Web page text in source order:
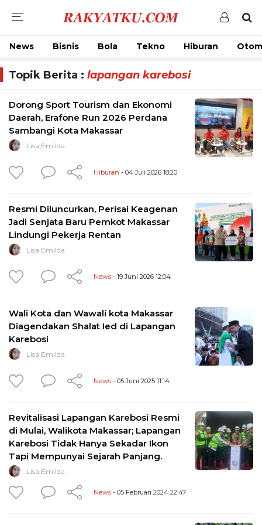
News Bisnis Bola Tekno Hiburan
Topik Berita : lapangan karebosi
Dorong Sport Tourism dan Ekonomi
Daerah, Erafone Run 2026 Perdana
Sambangi Kota Makassar
Lisa Emilda
Hiburan - 04 Juli 2026 18:20
Resmi Diluncurkan, Perisai Keagenan
Jadi Senjata Baru Pemkot Makassar
Lindungi Pekerja Rentan
Lisa Emilda
News - 19 Juni 2026 12:04
Wali Kota dan Wawali kota Makassar
Diagendakan Shalat Ied di Lapangan
Karebosi
Lisa Emilda
News - 05 Juni 2025 11:14
Revitalisasi Lapangan Karebosi Resmi
di Mulai, Walikota Makassar; Lapangan
Karebosi Tidak Hanya Sekadar Ikon
Tapi Mempunyai Sejarah Panjang.
Lisa Emilda
News - 05 Februari 2024 22:47